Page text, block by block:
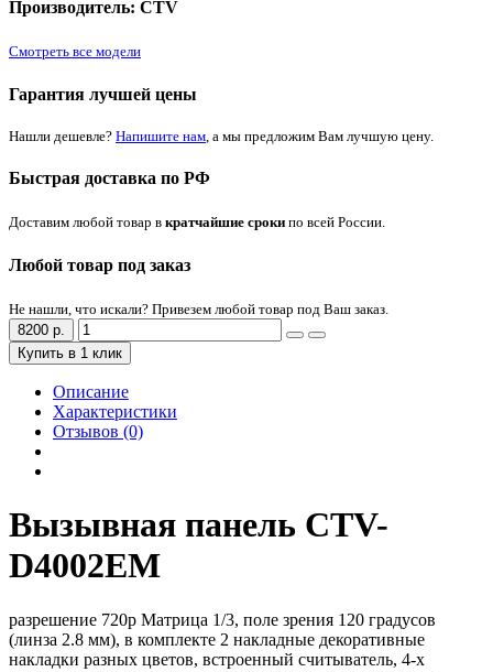
Производитель: CTV
Смотреть все модели
Гарантия лучшей цены
Нашли дешевле? Напишите нам , а мы предложим Вам лучшую цену.
Быстрая доставка по РФ
Доставим любой товар в кратчайшие сроки по всей России.
Любой товар под заказ
Не нашли, что искали? Привезем любой товар под Ваш заказ.
8200 р.
Купить в 1 клик
Описание
Характеристики
Отзывов (0)
Вызывная панель CTV-
D4002EM
разрешение 720p Матрица 1/3, поле зрения 120 градусов
(линза 2.8 мм), в комплекте 2 накладные декоративные
накладки разных цветов, встроенный считыватель, 4-х